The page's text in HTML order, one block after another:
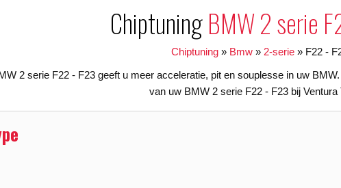
ChiptuningBMW 2 serie
Chiptuning» Bmw» 2-serie» F22 -
2 serie F22 - F23 geeft u meer acceleratie, pit en souplesse in uw
van uw BMW 2 serie F22 - F23 bij Ventura